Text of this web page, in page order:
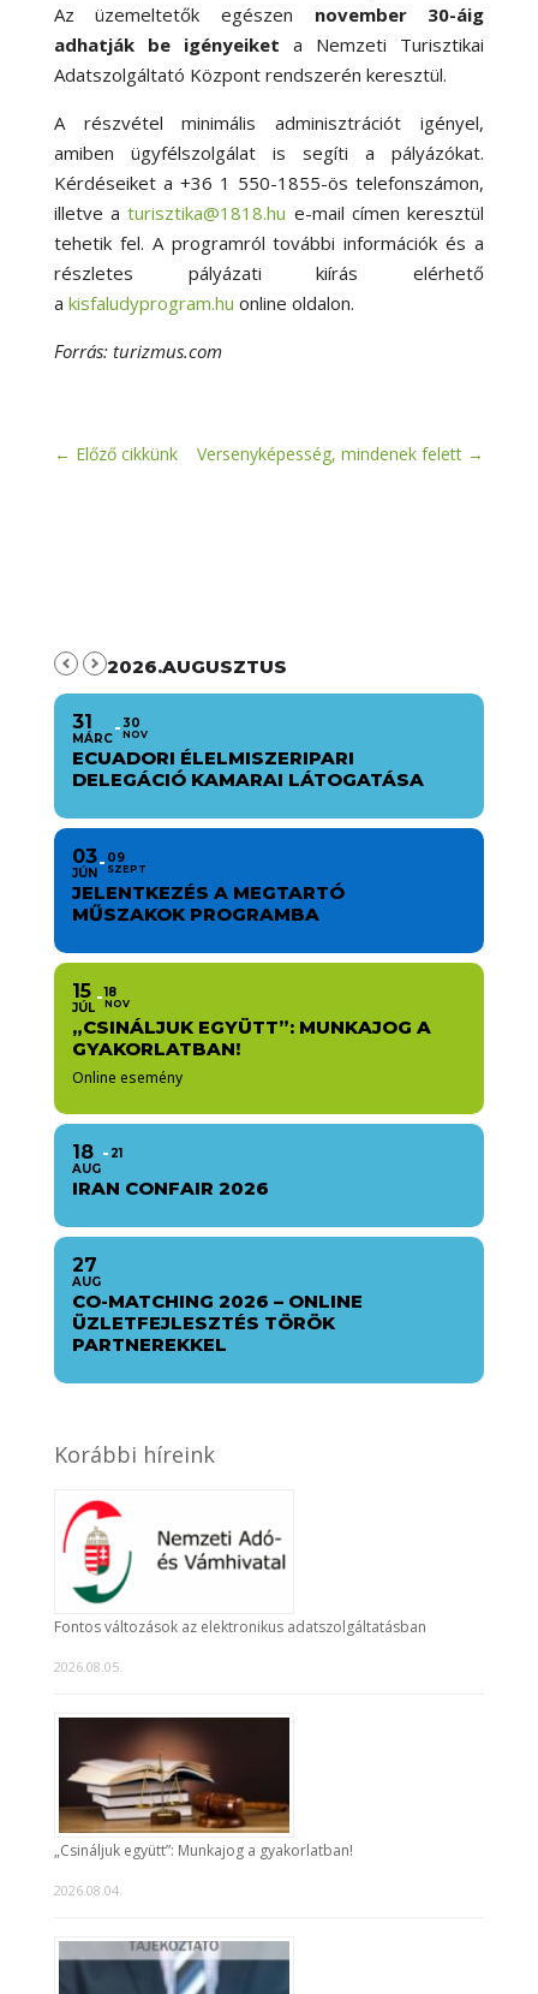
Az üzemeltetők egészen november 30-áig
adhatják be igényeiket a Nemzeti Turisztikai
Adatszolgáltató Központ rendszerén keresztül.
A részvétel minimális adminisztrációt igényel,
amiben ügyfélszolgálat is segíti a pályázókat.
Kérdéseiket a +36 1 550-1855-ös telefonszámon,
illetve aturisztika@1818.hu e-mail címen keresztül
tehetik fel. A programról további információk és a
részletes pályázati kiírás elérhető
a kisfaludyprogram.hu online oldalon.
Forrás: turizmus.com
← Előző cikkünk Versenyképesség, mindenek felett →
2026.AUGUSZTUS
31
MÁRC
30
NOV
ECUADORI ÉLELMISZERIPARI
DELEGÁCIÓ KAMARAI LÁTOGATÁSA
03
JÚN
09
SZEPT
JELENTKEZÉS A MEGTARTÓ
MŰSZAKOK PROGRAMBA
15
JÚL
18
NOV
„CSINÁLJUK EGYÜTT”: MUNKAJOG A
GYAKORLATBAN!
Online esemény
18
AUG
21
IRAN CONFAIR 2026
27
AUG
CO-MATCHING 2026 – ONLINE
ÜZLETFEJLESZTÉS TÖRÖK
PARTNEREKKEL
Korábbi híreink
Fontos változások az elektronikus adatszolgáltatásban
2026.08.05.
„Csináljuk együtt”: Munkajog a gyakorlatban!
2026.08.04.